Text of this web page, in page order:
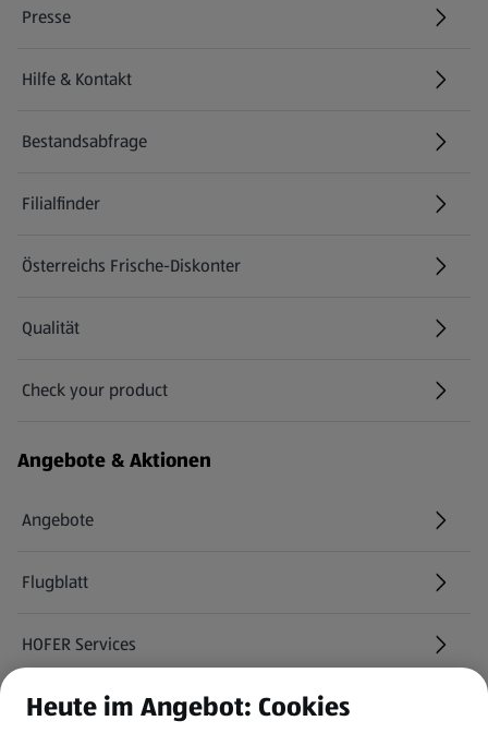
Presse
Hilfe & Kontakt
(öffnet in einem neuen Tab)
Bestandsabfrage
(öffnet in einem neuen Tab)
Filialfinder
Österreichs Frische-Diskonter
Qualität
Check your product
(öffnet in einem neuen Tab)
Angebote & Aktionen
Angebote
Flugblatt
HOFER Services
Newsletter
Heute im Angebot: Cookies